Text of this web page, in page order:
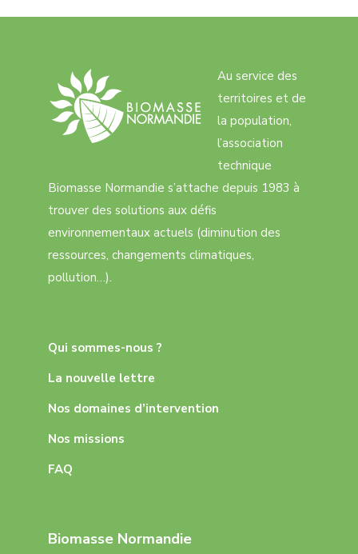
Au service des
territoires et de
la population,
l’association
technique
Biomasse Normandie s’attache depuis 1983 à
trouver des solutions aux défis
environnementaux actuels (diminution des
ressources, changements climatiques,
pollution…).
Qui sommes-nous ?
La nouvelle lettre
Nos domaines d’intervention
Nos missions
FAQ
Biomasse Normandie